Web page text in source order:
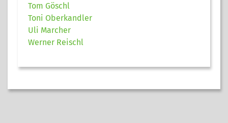
Tom Göschl
Toni Oberkandler
Uli Marcher
Werner Reischl